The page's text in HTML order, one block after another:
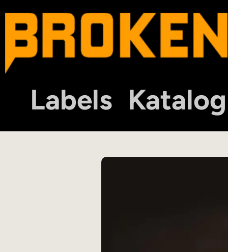
Labels Katalog